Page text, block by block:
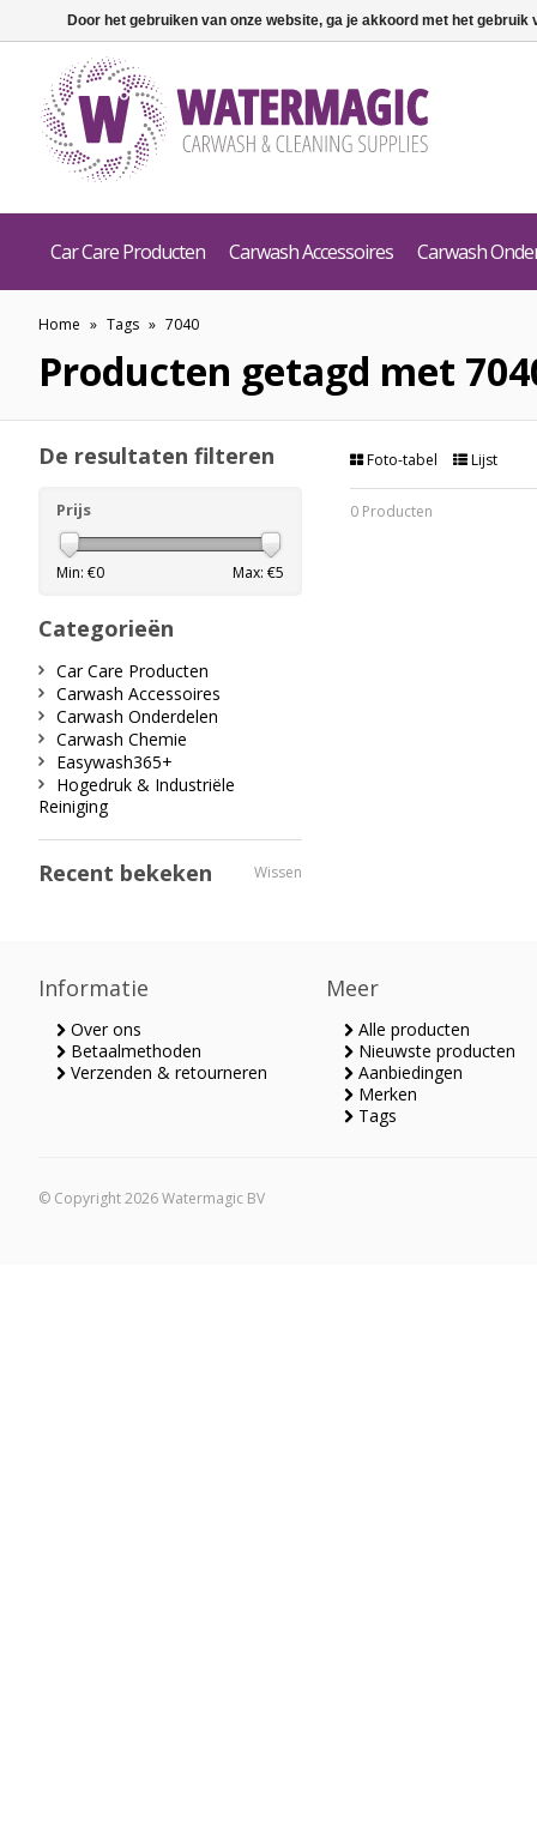
Car Care Producten Carwash Accessoires Carwash
Home » Tags » 7040
Producten getagd met
Foto-tabel Lijst
0 Producten
De resultaten filteren
Prijs
Min: €0 Max: €5
Categorieën
Car Care Producten
Carwash Accessoires
Carwash Onderdelen
Carwash Chemie
Easywash365+
Hogedruk & Industriële
Reiniging
Recent bekeken Wissen
Informatie
Over ons
Betaalmethoden
Verzenden & retourneren
Meer
Alle producten
Nieuwste producten
Aanbiedingen
Merken
Tags
© Copyright 2026 Watermagic BV
Door het gebruiken van onze website, ga je akkoord met het